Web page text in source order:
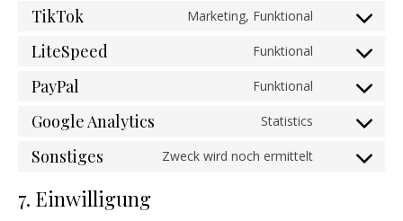
TikTok Marketing, Funktional
Consent to
LiteSpeed Funktional
Consent to
PayPal Funktional
Consent to
Google Analytics Statistics
Consent to
Sonstiges Zweck wird noch ermittelt
Consent to
7. Einwilligung